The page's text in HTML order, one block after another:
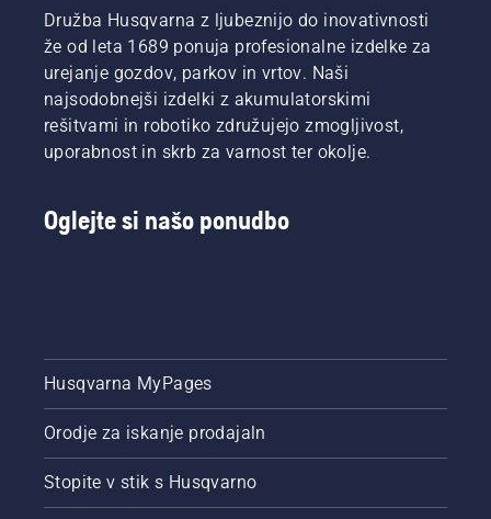
Družba Husqvarna z ljubeznijo do inovativnosti
že od leta 1689 ponuja profesionalne izdelke za
urejanje gozdov, parkov in vrtov. Naši
najsodobnejši izdelki z akumulatorskimi
rešitvami in robotiko združujejo zmogljivost,
uporabnost in skrb za varnost ter okolje.
Oglejte si našo ponudbo
Husqvarna MyPages
Orodje za iskanje prodajaln
Stopite v stik s Husqvarno